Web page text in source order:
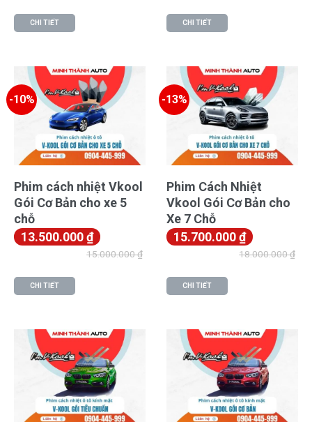
CHI TIẾT CHI TIẾT
-10%
Phim cách nhiệt Vkool
Gói Cơ Bản cho xe 5
chỗ
13.500.000₫
15.000.000₫
CHI TIẾT
-13%
Phim Cách Nhiệt
Vkool Gói Cơ Bản cho
Xe 7 Chỗ
15.700.000₫
18.000.000₫
CHI TIẾT